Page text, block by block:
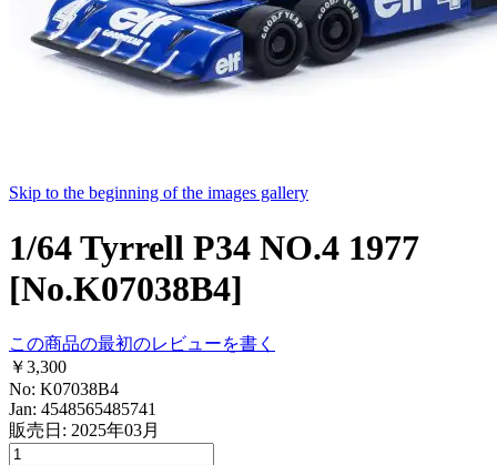
Skip to the beginning of the images gallery
1/64 Tyrrell P34 NO.4 1977
[No.K07038B4]
この商品の最初のレビューを書く
￥3,300
No: K07038B4
Jan: 4548565485741
販売日: 2025年03月